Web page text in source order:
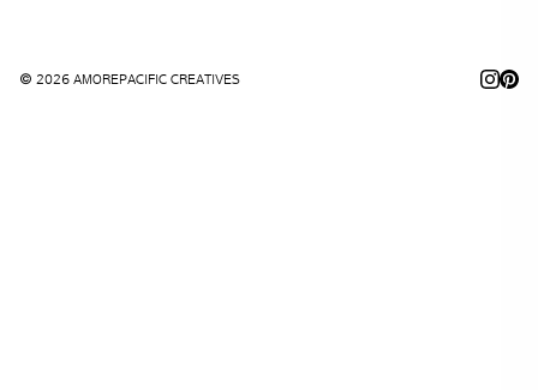
© 2026 AMOREPACIFIC CREATIVES